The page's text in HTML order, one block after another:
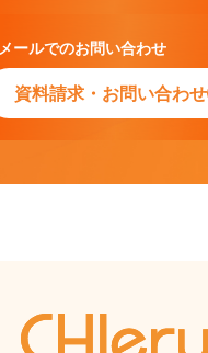
メールでのお問い合わせ
資料請求・お問い合わせ